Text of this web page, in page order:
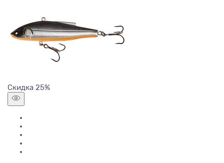
Скидка 25%